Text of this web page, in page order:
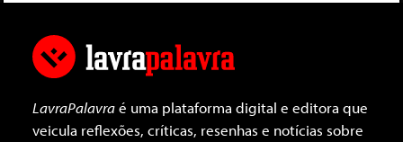
LavraPalavraé uma plataforma digital e editora que
veicula reflexões, críticas, resenhas e notícias sobre